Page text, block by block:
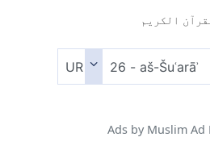
الكريم
Ads by Muslim Ad